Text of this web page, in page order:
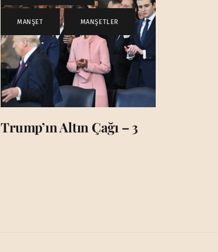
MANŞET , MANŞETLER
Trump’ın Altın Çağı – 3